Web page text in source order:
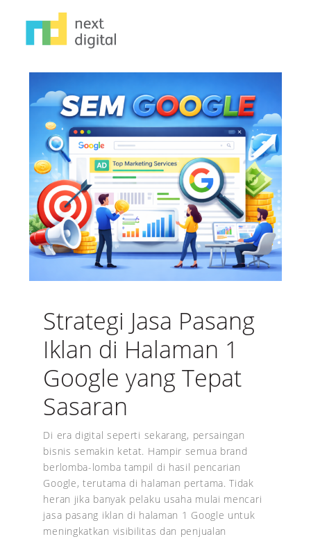
Strategi Jasa Pasang
Iklan di Halaman 1
Google yang Tepat
Sasaran
Di era digital seperti sekarang, persaingan
bisnis semakin ketat. Hampir semua brand
berlomba-lomba tampil di hasil pencarian
Google, terutama di halaman pertama. Tidak
heran jika banyak pelaku usaha mulai mencari
jasa pasang iklan di halaman 1 Google untuk
meningkatkan visibilitas dan penjualan